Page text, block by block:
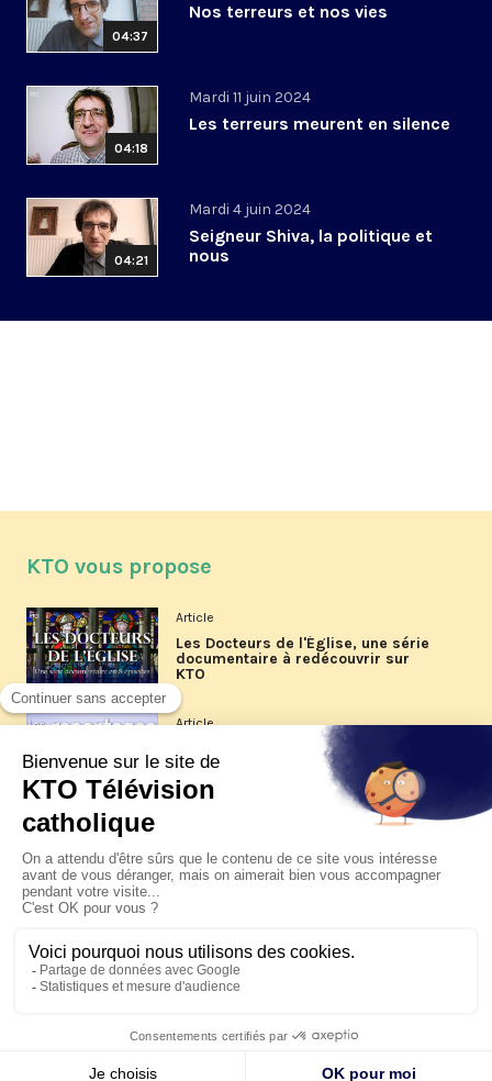
04:37
Nos terreurs et nos vies
04:18
Mardi 11 juin 2024
Les terreurs meurent en silence
04:21
Mardi 4 juin 2024
Seigneur Shiva, la politique et
nous
KTO vous propose
Article
Les Docteurs de l'Église, une série
documentaire à redécouvrir sur
KTO
Article
Les reportages d'été 2026 de KTO
La visite pastorale du pape Léon
XIV à Assise à suivre sur KTO le
jeudi 6 août
Le pape en Uruguay, Argentine et
Pérou du 6 au 17 novembre 2026